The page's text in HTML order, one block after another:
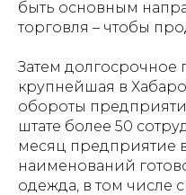
быть основным
торговля – чтобы
Затем долгосрочное
крупнейшая в
обороты
штате более 50
месяц предприятие
наименований
одежда, в том числе